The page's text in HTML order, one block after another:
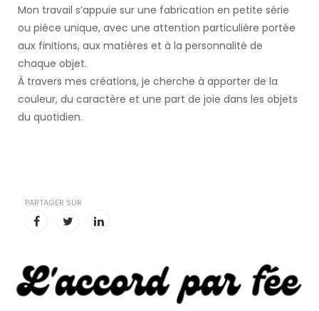
Mon travail s’appuie sur une fabrication en petite série
ou pièce unique, avec une attention particulière portée
aux finitions, aux matières et à la personnalité de
chaque objet.
À travers mes créations, je cherche à apporter de la
couleur, du caractère et une part de joie dans les objets
du quotidien.
PARTAGER SUR